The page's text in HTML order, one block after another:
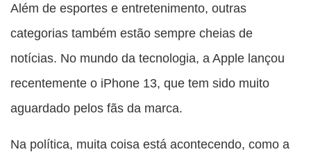
Além de esportes e entretenimento, outras
categorias também estão sempre cheias de
notícias. No mundo da tecnologia, a Apple lançou
recentemente o iPhone 13, que tem sido muito
aguardado pelos fãs da marca.
Na política, muita coisa está acontecendo, como a